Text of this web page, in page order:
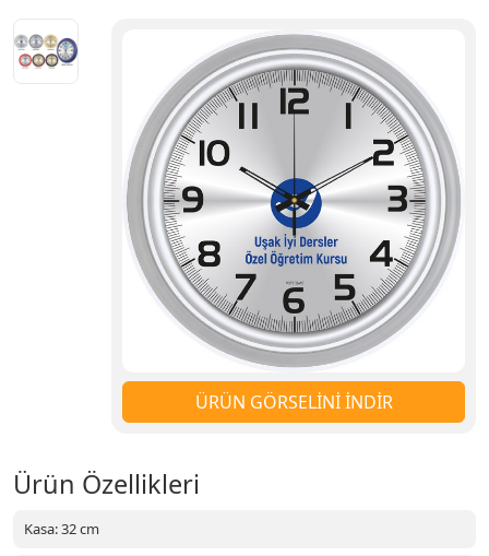
ÜRÜN GÖRSELİNİ İNDİR
Ürün Özellikleri
Kasa: 32 cm